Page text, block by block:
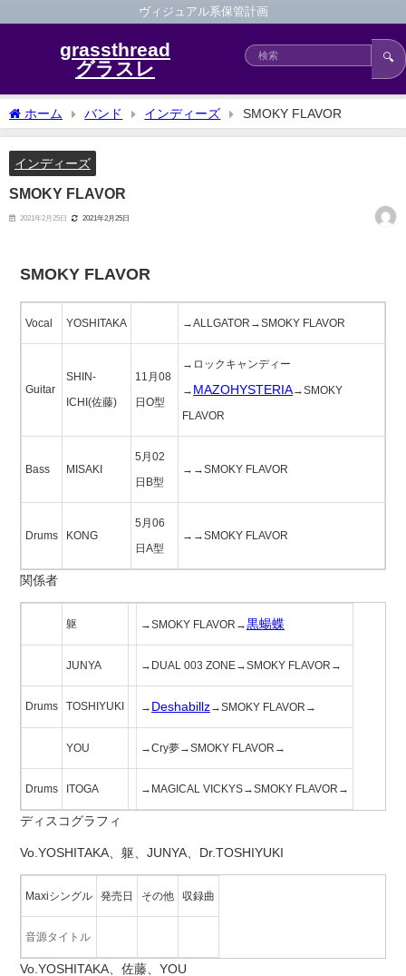
ヴィジュアル系保管計画
grassthread
グラスレ
🔍
ホーム バンド インディーズ SMOKY FLAVOR
インディーズ
SMOKY FLAVOR
2021年2月25日 2021年2月25日
SMOKY FLAVOR
Vocal YOSHITAKA →ALLGATOR→SMOKY FLAVOR
Guitar
SHIN-
ICHI(佐藤)
11月08
日O型
→ロックキャンディー
→ MAZOHYSTERIA→SMOKY
FLAVOR
Bass MISAKI
5月02
日B型
→→SMOKY FLAVOR
Drums KONG
5月06
日A型
→→SMOKY FLAVOR
関係者
躯 →SMOKY FLAVOR→黒蝪蝶
JUNYA →DUAL 003 ZONE→SMOKY FLAVOR→
Drums TOSHIYUKI → Deshabillz→SMOKY FLAVOR→
YOU →Cry夢→SMOKY FLAVOR→
Drums ITOGA →MAGICAL VICKYS→SMOKY FLAVOR→
ディスコグラフィ
Vo.YOSHITAKA、躯、JUNYA、Dr.TOSHIYUKI
Maxiシングル 発売日 その他 収録曲
音源タイトル
Vo.YOSHITAKA、佐藤、YOU